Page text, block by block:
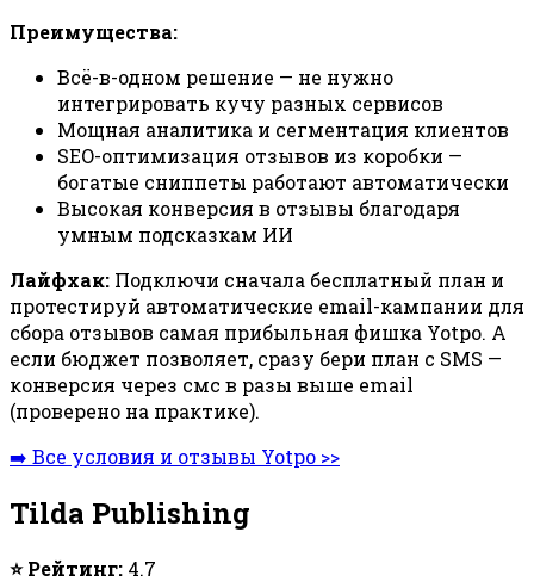
Преимущества:
Всё-в-одном решение — не нужно
интегрировать кучу разных сервисов
Мощная аналитика и сегментация клиентов
SEO-оптимизация отзывов из коробки —
богатые сниппеты работают автоматически
Высокая конверсия в отзывы благодаря
умным подсказкам ИИ
Лайфхак: Подключи сначала бесплатный план и
протестируй автоматические email-кампании для
сбора отзывов самая прибыльная фишка Yotpo. А
если бюджет позволяет, сразу бери план с SMS —
конверсия через смс в разы выше email
(проверено на практике).
➡️ Все условия и отзывы Yotpo >>
Tilda Publishing
⭐ Рейтинг: 4.7